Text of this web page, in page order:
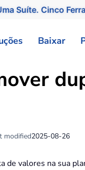
Suíte. Cinco
Baixar
modified2025-08-26
de valores na sua